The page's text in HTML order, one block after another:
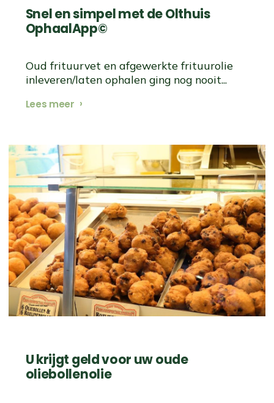
Snel en simpel met de Olthuis
OphaalApp©
Oud frituurvet en afgewerkte frituurolie
inleveren/laten ophalen ging nog nooit...
Lees meer
U krijgt geld voor uw oude
oliebollenolie